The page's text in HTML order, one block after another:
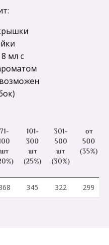
мл с
71-
шт
101-
300
шт
(25%)
301-
500
шт
(30%)
от
500
(35%)
345 322 299